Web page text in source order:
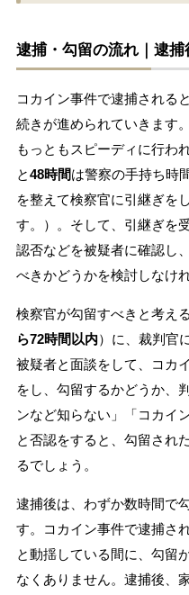
逮捕・勾留の流れ｜逮
コカイン事件で逮捕される
続きが進められていきます
もっともスピーディに行わ
と48時間は警察の手持ち時
を整えて検察官に引継ぎを
す。）。そして、引継ぎを
認否などを被疑者に確認し、
べきかどうかを検討しなけ
検察官が勾留すべきと考え
ら72時間以内）に、裁判官
被疑者と面談をして、コカ
をし、勾留するかどうか、
ンなど知らない」「コカイ
と否認をすると、勾留され
るでしょう。
逮捕後は、わずか数時間で
す。コカイン事件で逮捕さ
と動揺している間に、勾留
なくありません。逮捕後、